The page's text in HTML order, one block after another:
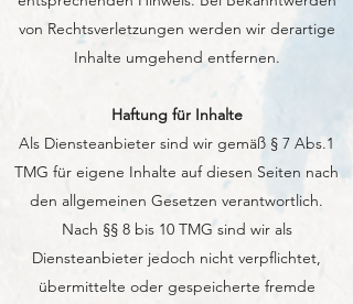
von Rechtsverletzungen werden wir derartige
Inhalte umgehend entfernen.
Haftung für Inhalte
Als Diensteanbieter sind wir gemäß § 7 Abs.1
TMG für eigene Inhalte auf diesen Seiten nach
den allgemeinen Gesetzen verantwortlich.
Nach §§ 8 bis 10 TMG sind wir als
Diensteanbieter jedoch nicht verpflichtet,
übermittelte oder gespeicherte fremde